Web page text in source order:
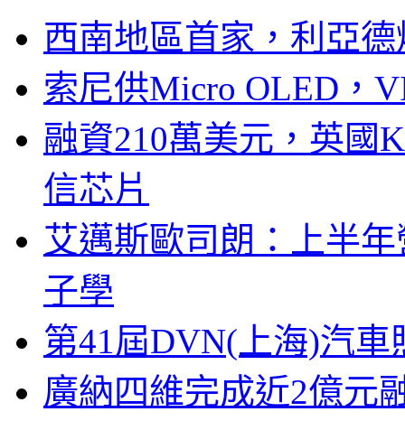
西南地區首家，利亞
索尼供Micro OLED，
融資210萬美元，英國
信芯片
艾邁斯歐司朗：上半
子學
第41屆DVN(上海)汽
廣納四維完成近2億元